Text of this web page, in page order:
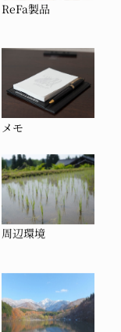
ReFa製品
メモ
周辺環境